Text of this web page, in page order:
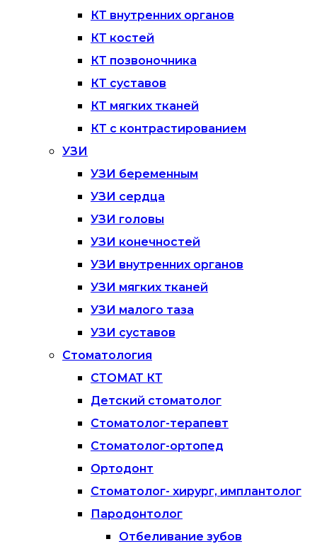
КТ внутренних органов
КТ костей
КТ позвоночника
КТ суставов
КТ мягких тканей
КТ с контрастированием
УЗИ
УЗИ беременным
УЗИ сердца
УЗИ головы
УЗИ конечностей
УЗИ внутренних органов
УЗИ мягких тканей
УЗИ малого таза
УЗИ суставов
Стоматология
СТОМАТ КТ
Детский стоматолог
Стоматолог-терапевт
Стоматолог-ортопед
Ортодонт
Стоматолог- хирург, имплантолог
Пародонтолог
Отбеливание зубов